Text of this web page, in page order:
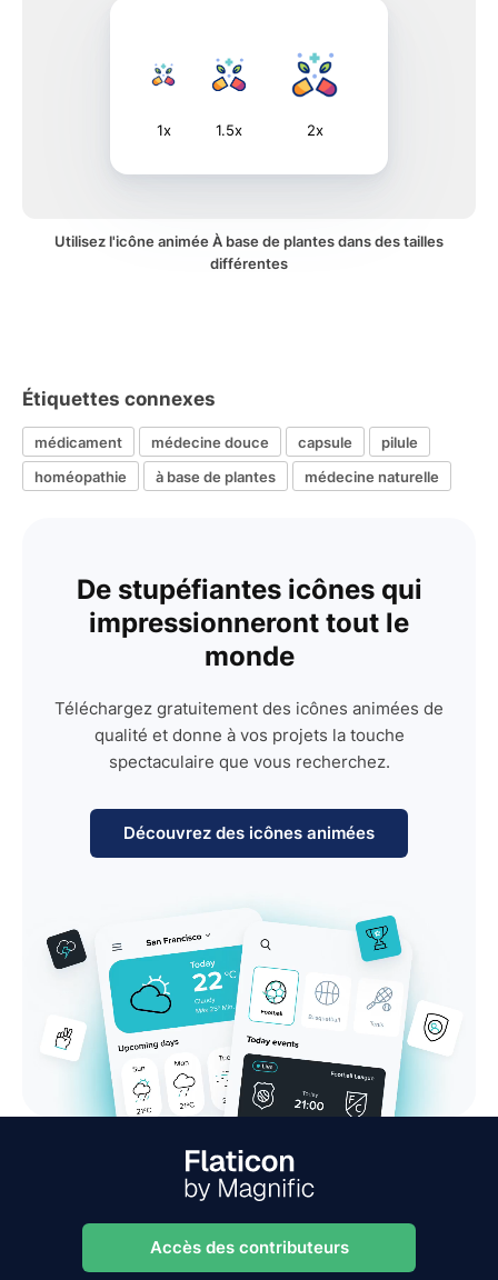
1x 1.5x 2x
Utilisez l'icône animée À base de plantes dans des tailles
différentes
Étiquettes connexes
médicament médecine douce capsule
pilule
homéopathie
à base de plantes médecine naturelle
De stupéfiantes icônes qui
impressionneront tout le
monde
Téléchargez gratuitement des icônes animées de
qualité et donne à vos projets la touche
spectaculaire que vous recherchez.
Découvrez des icônes animées
Accès des contributeurs